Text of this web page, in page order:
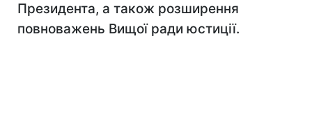
Президента, а також розширення
повноважень Вищої ради юстиції.